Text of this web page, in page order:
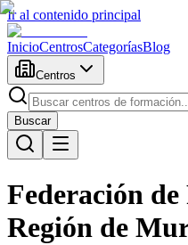
Ir al contenido principal
InicioCentrosCategoríasBlog
Centros
Buscar
Federación
Región de